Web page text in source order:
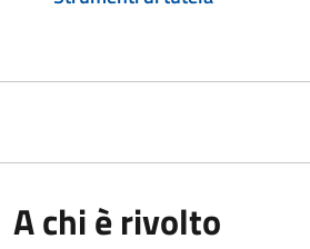
A chi è rivolto